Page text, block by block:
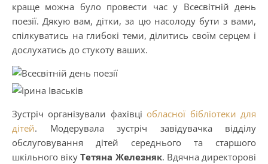
краще можна було провести час у Всесвітній день
поезії. Дякую вам, дітки, за цю насолоду бути з вами,
спілкуватись на глибокі теми, ділитись своїм серцем і
дослухатись до стукоту ваших.
Зустріч організували фахівці обласної бібліотеки для
дітей. Модерувала зустріч завідувачка відділу
обслуговування дітей середнього та старшого
шкільного вікуТетяна Железняк. Вдячна директорові